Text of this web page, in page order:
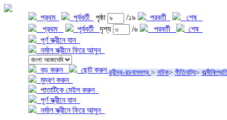
প্রথম পূর্ববর্তী পৃষ্ঠা /১৯ পরবর্তী
শেষ
প্রথম
পূর্ববর্তী দৃশ্য /৬ পরবর্তী
শেষ
পূর্ণ স্ক্রীনে যান
নর্মাল স্ক্রীনে ফিরে আসুন
বড় করুন
ছোট করুন
মুদ্রণ করুন
পাতাটিকে মেইল করুন
পূর্ণ স্ক্রীনে যান
নর্মাল স্ক্রীনে ফিরে আসুন
রবীন্দ্র-রচনাসমগ্র > নাটক> গীতিনাট্য>